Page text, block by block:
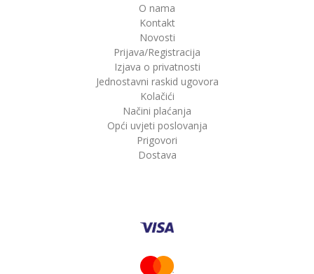
O nama
Kontakt
Novosti
Prijava/Registracija
Izjava o privatnosti
Jednostavni raskid ugovora
Kolačići
Načini plaćanja
Opći uvjeti poslovanja
Prigovori
Dostava